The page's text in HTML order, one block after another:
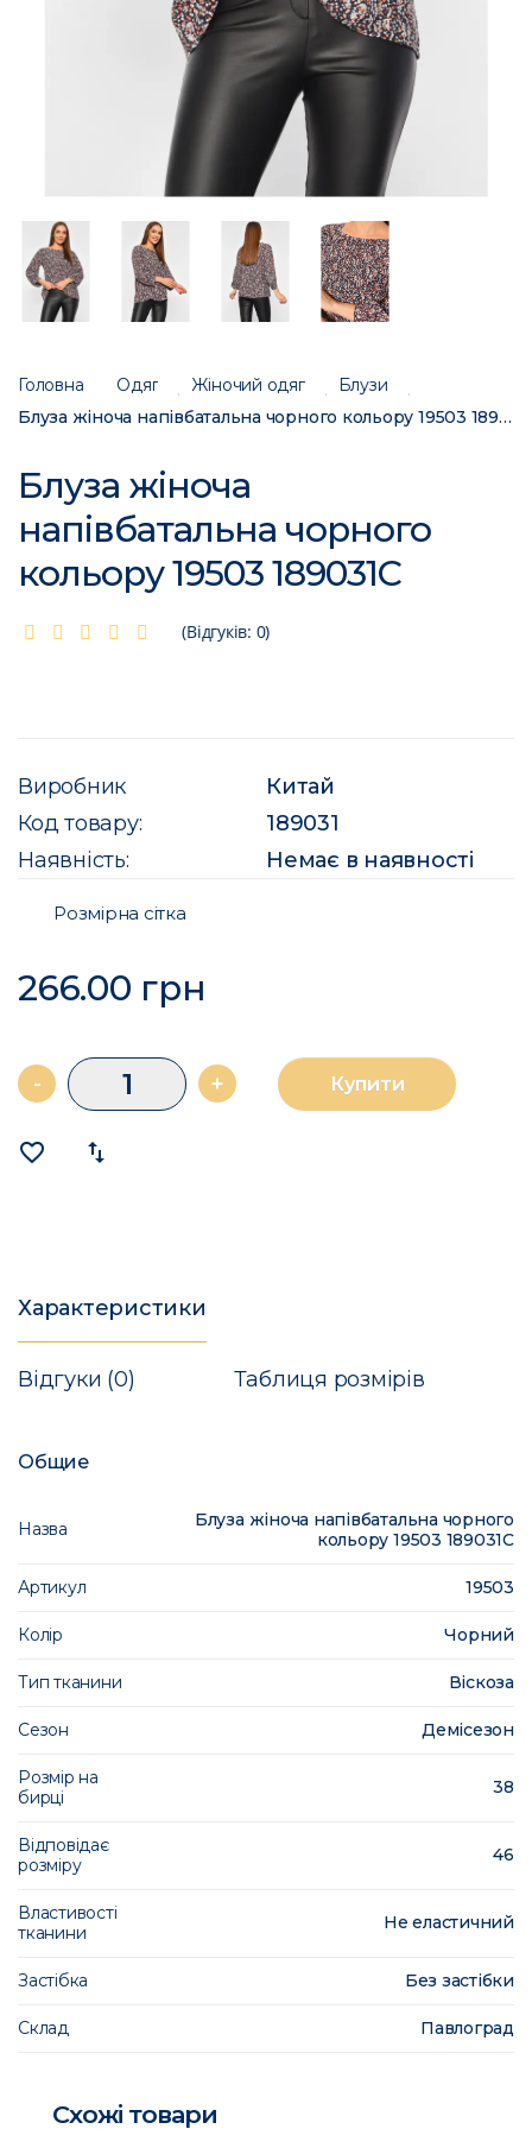
Головна Одяг Жіночий одяг
Блузи
Блуза жіноча напівбатальна чорного кольору 19503 189031C
Блуза жіноча
напівбатальна чорного
кольору 19503 189031C
(Відгуків: 0)
Виробник
Китай
Код товару:
189031
Наявність:
Немає в наявності
Розмірна сітка
266.00 грн
- + Купити
favorite_border import_export
Характеристики
Відгуки (0) Таблиця розмірів
Общие
Назва
Блуза жіноча напівбатальна чорного
кольору 19503 189031C
Артикул 19503
Колір Чорний
Тип тканини Віскоза
Сезон Демісезон
Розмір на
бирці
38
Відповідає
розміру
46
Властивості
тканини
Не еластичний
Застібка Без застібки
Склад Павлоград
Схожі товари